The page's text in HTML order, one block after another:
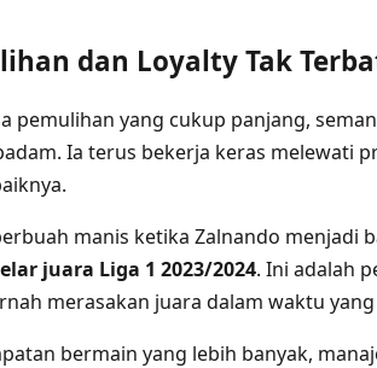
dan Loyalty Tak
pemulihan yang cukup panjang,
Ia terus bekerja keras melewati
manis ketika Zalnando menjadi
juara Liga 1 2023/2024. Ini adalah
merasakan juara dalam waktu
bermain yang lebih banyak,